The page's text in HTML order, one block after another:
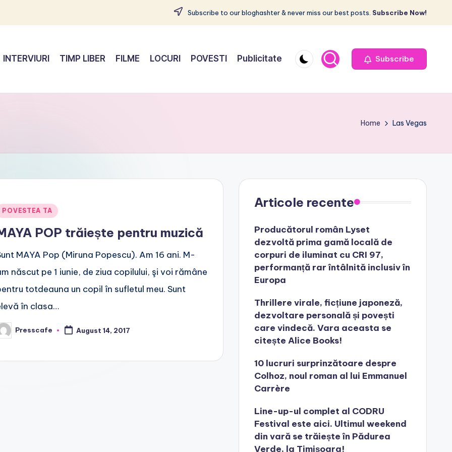
Subscribe to our bloghashter & never miss our best posts. Subscribe Now!
INTERVIURI TIMP LIBER FILME LOCURI POVESTI Publicitate Subscribe
Home Las Vegas
POVESTEA TA
POP trăiește pentru muzică
MAYA Pop (Miruna Popescu). Am 16 ani. M-
născut pe 1 iunie, de ziua copilului, şi voi rămâne
totdeauna un copil în sufletul meu. Sunt
în clasa…
Presscafe August 14, 2017
Articole recente
Producătorul român Lyset
dezvoltă prima gamă locală de
corpuri de iluminat cu CRI 97,
performanță rar întâlnită inclusiv în
Europa
Thrillere virale, ficțiune japoneză,
dezvoltare personală și povești
care vindecă. Vara aceasta se
citește Alice Books!
10 lucruri surprinzătoare despre
Colhoz, noul roman al lui Emmanuel
Carrère
Line-up-ul complet al CODRU
Festival este aici. Ultimul weekend
din vară se trăiește în Pădurea
Verde, la Timișoara!